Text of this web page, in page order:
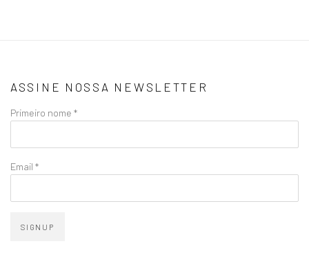
ASSINE NOSSA NEWSLETTER
Primeiro nome *
Email *
SIGNUP